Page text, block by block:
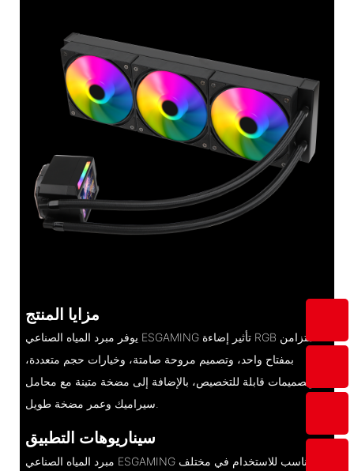
مزايا المنتج
يوفر مبرد المياه الصناعي ESGAMING تأثير إضاءة RGB متزامن
بمفتاح واحد، وتصميم مروحة صامتة، وخيارات حجم متعددة،
وتصميمات قابلة للتخصيص، بالإضافة إلى مضخة متينة مع محامل
سيناريوهات التطبيق
مبرد المياه الصناعي ESGAMING مناسب للاستخدام في مختلف